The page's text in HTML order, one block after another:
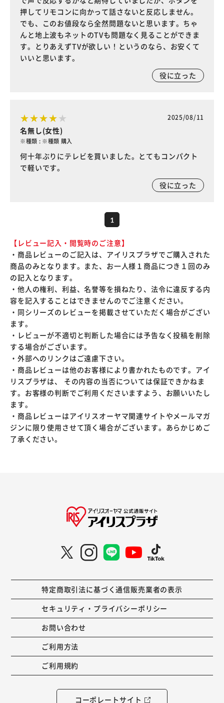
押してリモコンに向かって話さないと反応しません。
でも、このお値段なら全然問題ないと思います。ちゃ
んと地上波もネットのTVも問題なく見ることができま
す。とりあえずTVが欲しい！というのなら、お安くて
いいと思います。
役に立った
2025/08/11
名無し(女性)
※種類 : ※種類 購入
何十年ぶりにテレビを買いました。とてもコンパクト
で軽いです。
役に立った
1
【レビュー記入・閲覧時のご注意】
・商品レビューのご記入は、アイリスプラザでご購入された
商品のみとなります。また、お一人様１商品につき１回のみ
の記入となります。
・他人の権利、利益、名誉等を損ねたり、法令に違反する内
容を記入することはできませんのでご注意ください。
・同シリーズのレビューを掲載させていただく場合がござい
ます。
・レビューが不適切と判断した場合には予告なく投稿を削除
する場合がございます。
・外部へのリンクはご遠慮下さい。
・商品レビューは他のお客様により書かれたものです。アイ
リスプラザは、 その内容の当否については保証できかねま
す。お客様の判断でご利用くださいますよう、お願いいたし
ます。
・商品レビューはアイリスオーヤマ関連サイトやメールマガ
ジンに限り使用させて頂く場合がございます。あらかじめご
了承ください。
特定商取引法に基づく通信販売業者の表示
セキュリティ・プライバシーポリシー
お問い合わせ
ご利用方法
ご利用規約
コーポレートサイト